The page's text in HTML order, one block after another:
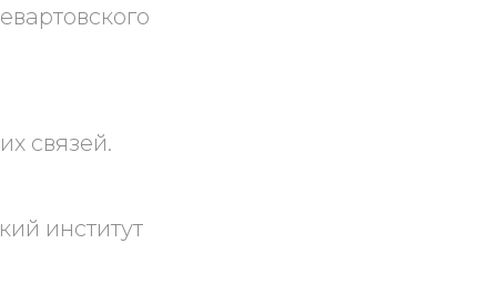
связей.
институт